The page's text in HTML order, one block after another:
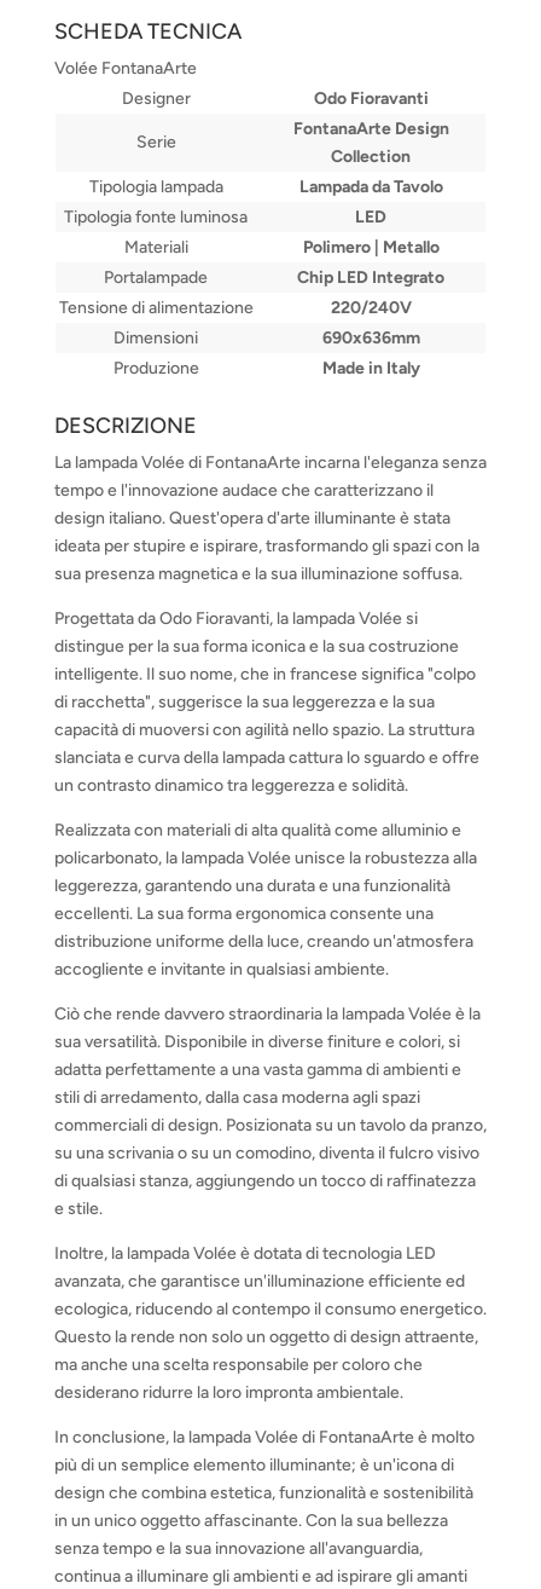
SCHEDA TECNICA
Volée FontanaArte
Designer
Odo Fioravanti
Serie
FontanaArte Design
Collection
Tipologia lampada
Lampada da Tavolo
Tipologia fonte luminosa
LED
Materiali
Polimero | Metallo
Portalampade
Chip LED Integrato
Tensione di alimentazione
220/240V
Dimensioni
690x636mm
Produzione
Made in Italy
DESCRIZIONE
La lampada Volée di FontanaArte incarna l'eleganza senza
tempo e l'innovazione audace che caratterizzano il
design italiano. Quest'opera d'arte illuminante è stata
ideata per stupire e ispirare, trasformando gli spazi con la
sua presenza magnetica e la sua illuminazione soffusa.
Progettata da Odo Fioravanti, la lampada Volée si
distingue per la sua forma iconica e la sua costruzione
intelligente. Il suo nome, che in francese significa "colpo
di racchetta", suggerisce la sua leggerezza e la sua
capacità di muoversi con agilità nello spazio. La struttura
slanciata e curva della lampada cattura lo sguardo e offre
un contrasto dinamico tra leggerezza e solidità.
Realizzata con materiali di alta qualità come alluminio e
policarbonato, la lampada Volée unisce la robustezza alla
leggerezza, garantendo una durata e una funzionalità
eccellenti. La sua forma ergonomica consente una
distribuzione uniforme della luce, creando un'atmosfera
accogliente e invitante in qualsiasi ambiente.
Ciò che rende davvero straordinaria la lampada Volée è la
sua versatilità. Disponibile in diverse finiture e colori, si
adatta perfettamente a una vasta gamma di ambienti e
stili di arredamento, dalla casa moderna agli spazi
commerciali di design. Posizionata su un tavolo da pranzo,
su una scrivania o su un comodino, diventa il fulcro visivo
di qualsiasi stanza, aggiungendo un tocco di raffinatezza
e stile.
Inoltre, la lampada Volée è dotata di tecnologia LED
avanzata, che garantisce un'illuminazione efficiente ed
ecologica, riducendo al contempo il consumo energetico.
Questo la rende non solo un oggetto di design attraente,
ma anche una scelta responsabile per coloro che
desiderano ridurre la loro impronta ambientale.
In conclusione, la lampada Volée di FontanaArte è molto
più di un semplice elemento illuminante; è un'icona di
design che combina estetica, funzionalità e sostenibilità
in un unico oggetto affascinante. Con la sua bellezza
senza tempo e la sua innovazione all'avanguardia,
continua a illuminare gli ambienti e ad ispirare gli amanti